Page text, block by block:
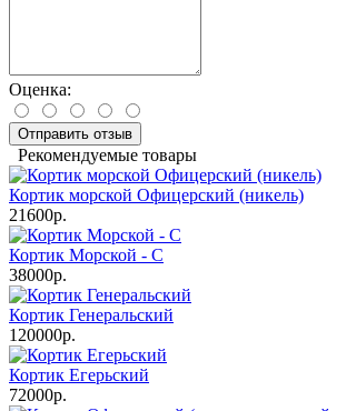
Оценка:
Отправить отзыв
Рекомендуемые товары
Кортик морской Офицерский (никель)
21600р.
Кортик Морской - С
38000р.
Кортик Генеральский
120000р.
Кортик Егерьский
72000р.